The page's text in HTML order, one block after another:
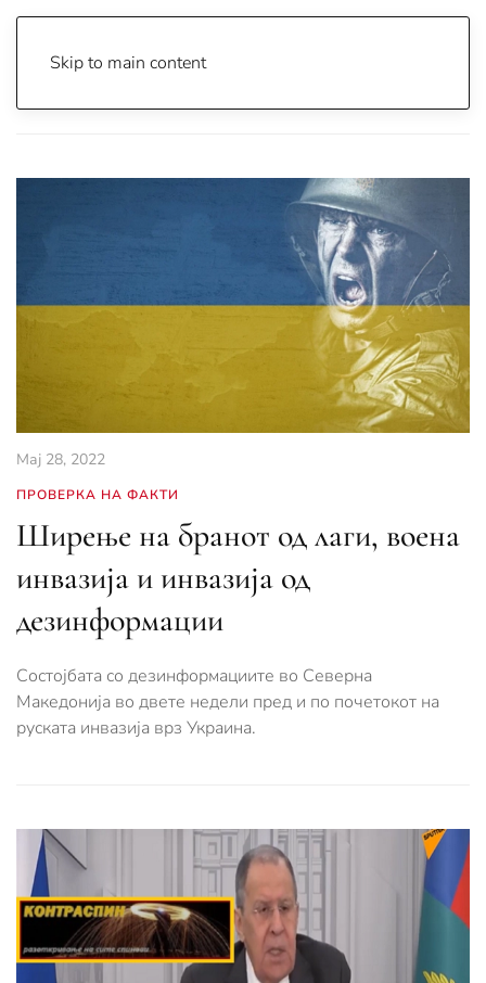
Skip to main content
Мај 28, 2022
ПРОВЕРКА НА ФАКТИ
Ширење на бранот од лаги, воена
инвазија и инвазија од
дезинформации
Состoјбата со дезинформациите во Северна
Македонија во двете недели пред и по почетокот на
руската инвазија врз Украина.